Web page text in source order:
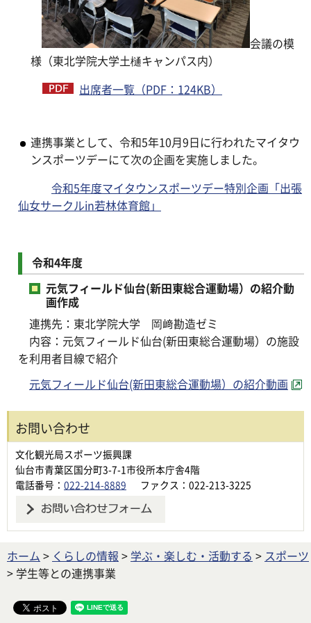
会議の模
様（東北学院大学土樋キャンパス内）
出席者一覧（PDF：124KB）
連携事業として、令和5年10月9日に行われたマイタウ
ンスポーツデーにて次の企画を実施しました。
令和5年度マイタウンスポーツデー特別企画「出張
仙女サークルin若林体育館」
令和4年度
元気フィールド仙台(新田東総合運動場）の紹介動
画作成
連携先：東北学院大学 岡﨑勘造ゼミ
内容：元気フィールド仙台(新田東総合運動場）の施設
を利用者目線で紹介
元気フィールド仙台(新田東総合運動場）の紹介動画
お問い合わせ
文化観光局スポーツ振興課
仙台市青葉区国分町3-7-1市役所本庁舎4階
電話番号： 022-214-8889 ファクス：022-213-3225
ホーム > くらしの情報 > 学ぶ・楽しむ・活動する > スポーツ
> 学生等との連携事業